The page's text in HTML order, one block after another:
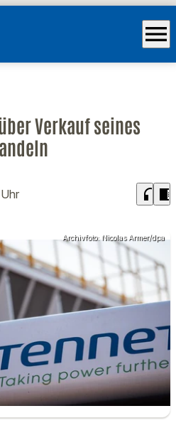
menu
Verkauf seines
headphones chrome_reader_mode
Archivfoto: Nicolas Armer/dpa